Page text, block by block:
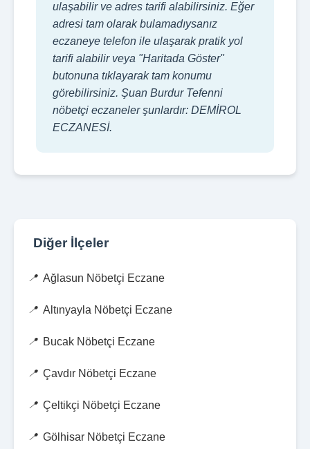
ulaşabilir ve adres tarifi alabilirsiniz. Eğer
adresi tam olarak bulamadıysanız
eczaneye telefon ile ulaşarak pratik yol
tarifi alabilir veya "Haritada Göster"
butonuna tıklayarak tam konumu
görebilirsiniz. Şuan Burdur Tefenni
nöbetçi eczaneler şunlardır: DEMİROL
ECZANESİ.
Diğer İlçeler
Ağlasun Nöbetçi Eczane
Altınyayla Nöbetçi Eczane
Bucak Nöbetçi Eczane
Çavdır Nöbetçi Eczane
Çeltikçi Nöbetçi Eczane
Gölhisar Nöbetçi Eczane